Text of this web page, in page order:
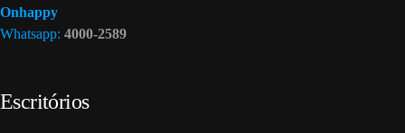
Onhappy
Whatsapp: 4000-2589
Escritórios